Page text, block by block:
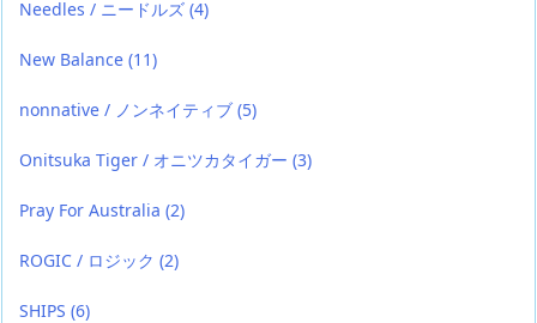
Needles / ニードルズ (4)
New Balance (11)
nonnative / ノンネイティブ (5)
Onitsuka Tiger / オニツカタイガー (3)
Pray For Australia (2)
ROGIC / ロジック (2)
SHIPS (6)